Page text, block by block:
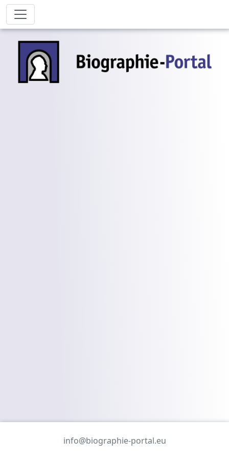
info@biographie-portal.eu